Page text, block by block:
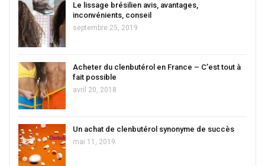
Le lissage brésilien avis, avantages,
inconvénients, conseil
septembre 25, 2019
Acheter du clenbutérol en France – C’est tout à
fait possible
avril 20, 2018
Un achat de clenbutérol synonyme de succès
mai 11, 2019